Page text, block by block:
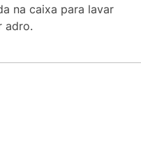
na caixa para lavar
adro.